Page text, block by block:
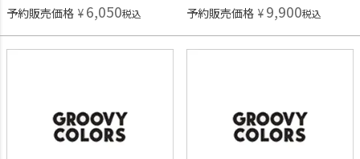
予約販売価格 ¥ 6,050税込 予約販売価格 ¥ 9,900税込